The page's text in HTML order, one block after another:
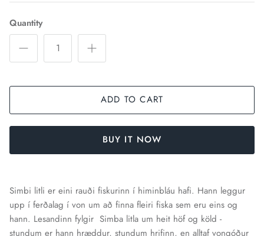
Quantity
ADD TO CART
BUY IT NOW
Simbi litli er eini rauði fiskurinn í himinbláu hafi. Hann leggur
upp í ferðalag í von um að finna fleiri fiska sem eru eins og
hann. Lesandinn fylgir Simba litla um heit höf og köld -
stundum er hann hræddur, stundum hrifinn, en alltaf vongóður